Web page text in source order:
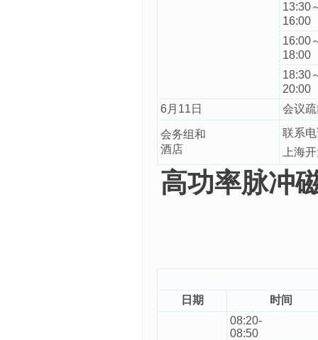
13:30
16:00
16:00
18:00
18:30
20:00
6月11日
会议
会务组和
酒店
联系
上海
高功率脉冲
日期 时间
08:20-
08:50